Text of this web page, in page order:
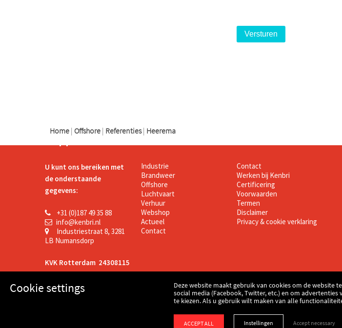
Home | Offshore | Referenties | Heerema
Support
U kunt ons bereiken met
de onderstaande
gegevens:
+31 (0)187 49 35 88
info@kenbri.nl
Industriestraat 8, 3281
LB Numansdorp
KVK Rotterdam 24308115
BTW 8091.11.597 B.01
Kenbri
Industrie
Brandweer
Offshore
Luchtvaart
Verhuur
Webshop
Actueel
Contact
Contact
Werken bij Kenbri
Certificering
Voorwaarden
Termen
Disclaimer
Privacy & cookie verklaring
Cookie settings
Deze website maakt gebruik van cookies om de
social media (Facebook, Twitter, etc.) en om
te kiezen. Als u gebruik wilt maken van alle
ACCEPT ALL Instellingen Accept necessary